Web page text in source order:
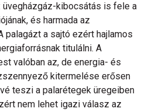
kibocsátás is fele a
és harmada az
palagázt a sajtó ezért hajlamos
titulálni. A
valóban az, de energia- és
kitermelése erősen
teszi a palarétegek üregeiben
nem lehet igazi válasz az